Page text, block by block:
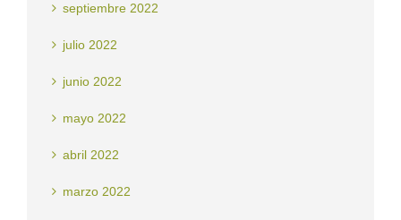
septiembre 2022
julio 2022
junio 2022
mayo 2022
abril 2022
marzo 2022